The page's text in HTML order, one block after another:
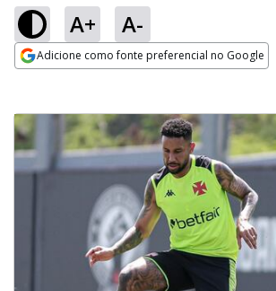
A+ A-
Adicione como fonte preferencial no Google